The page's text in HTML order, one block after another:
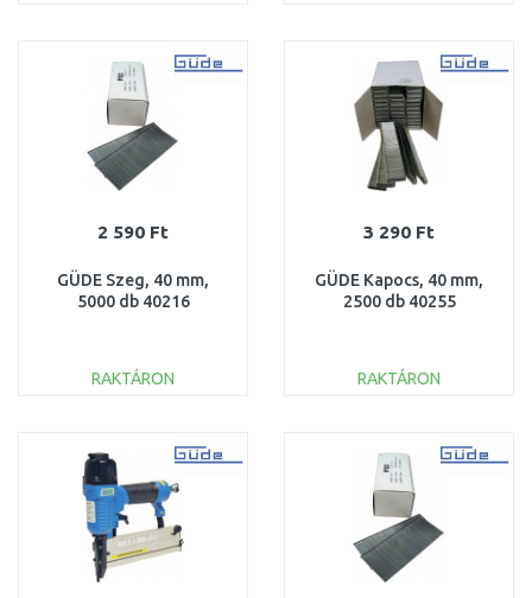
Összehasonlítás Összehasonlítás
2 590 Ft
GÜDE Szeg, 40 mm,
5000 db 40216
RAKTÁRON
Összehasonlítás
3 290 Ft
GÜDE Kapocs, 40 mm,
2500 db 40255
RAKTÁRON
Összehasonlítás